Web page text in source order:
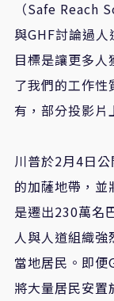
（Safe Reach
與GHF討論過人
目標是讓更多
了我們的工作
有，部分投影片
川普於2月4日
的加薩地帶，
是遷出230萬名
人與人道組織
當地居民。即便
將大量居民安置